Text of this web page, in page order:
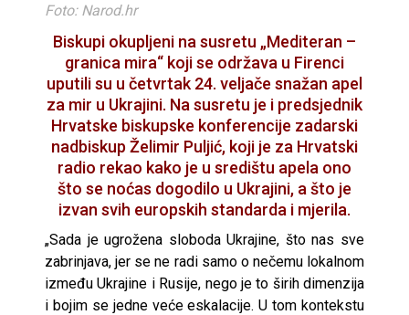
Foto: Narod.hr
Biskupi okupljeni na susretu „Mediteran –
granica mira“ koji se održava u Firenci
uputili su u četvrtak 24. veljače snažan apel
za mir u Ukrajini. Na susretu je i predsjednik
Hrvatske biskupske konferencije zadarski
nadbiskup Želimir Puljić, koji je za Hrvatski
radio rekao kako je u središtu apela ono
što se noćas dogodilo u Ukrajini, a što je
izvan svih europskih standarda i mjerila.
„Sada je ugrožena sloboda Ukrajine, što nas sve
zabrinjava, jer se ne radi samo o nečemu lokalnom
između Ukrajine i Rusije, nego je to širih dimenzija
i bojim se jedne veće eskalacije. U tom kontekstu